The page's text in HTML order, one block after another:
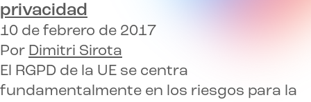
privacidad
10 de febrero de 2017
Por Dimitri Sirota
El RGPD de la UE se centra
fundamentalmente en los riesgos para la